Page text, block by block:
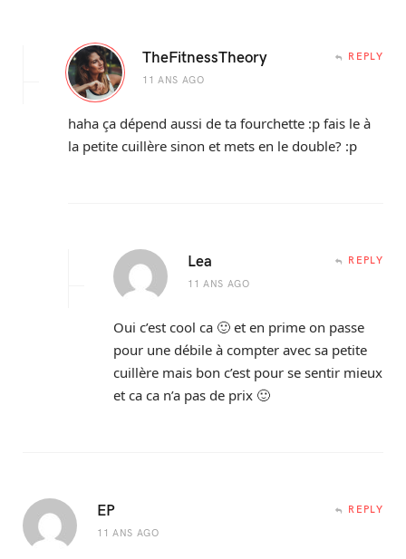
TheFitnessTheory
11 ANS AGO
REPLY
haha ça dépend aussi de ta fourchette :p fais le à
la petite cuillère sinon et mets en le double? :p
Lea
11 ANS AGO
REPLY
Oui c’est cool ca 🙂 et en prime on passe
pour une débile à compter avec sa petite
cuillère mais bon c’est pour se sentir mieux
et ca ca n’a pas de prix 🙂
EP
11 ANS AGO
REPLY